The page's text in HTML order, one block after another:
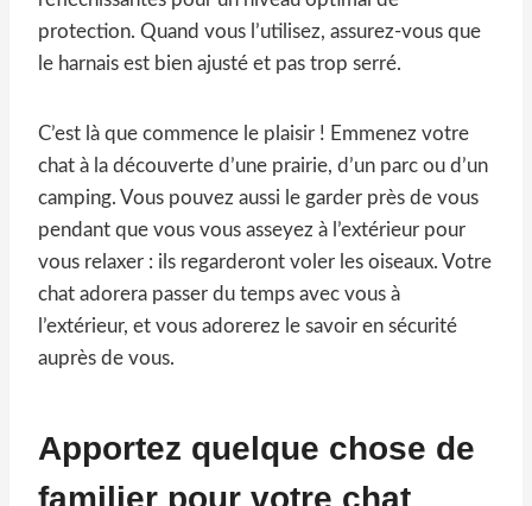
protection. Quand vous l’utilisez, assurez-vous que
le harnais est bien ajusté et pas trop serré.
C’est là que commence le plaisir ! Emmenez votre
chat à la découverte d’une prairie, d’un parc ou d’un
camping. Vous pouvez aussi le garder près de vous
pendant que vous vous asseyez à l’extérieur pour
vous relaxer : ils regarderont voler les oiseaux. Votre
chat adorera passer du temps avec vous à
l’extérieur, et vous adorerez le savoir en sécurité
auprès de vous.
Apportez quelque chose de
familier pour votre chat